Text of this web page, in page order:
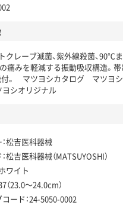
クレーブ滅菌、紫外線殺菌、90℃
痛みを軽減する振動吸収構造。帯
。 マツヨシカタログ マツヨシ
シオリジナル
松吉医科器械
松吉医科器械（MATSUYOSHI）
ワイト
（23.0～24.0cm）
ード：24-5050-0002